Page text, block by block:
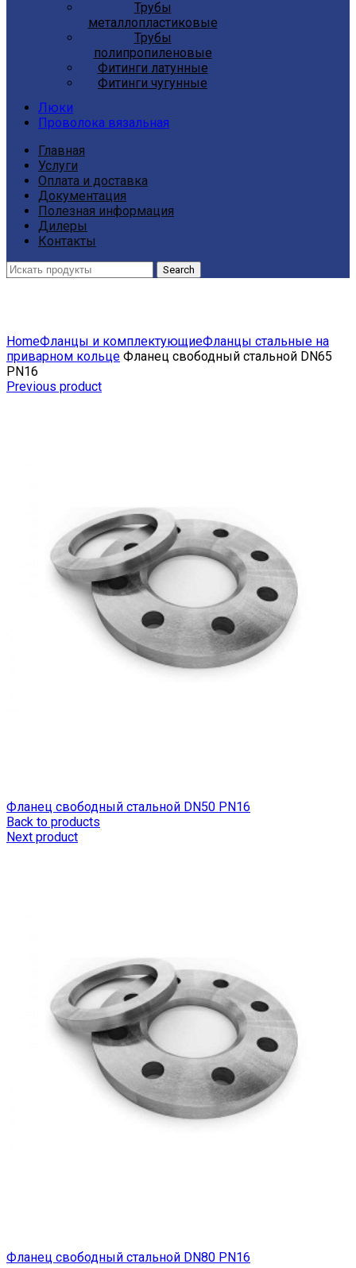
Трубы
металлопластиковые
Трубы
полипропиленовые
Фитинги латунные
Фитинги чугунные
Люки
Проволока вязальная
Главная
Услуги
Оплата и доставка
Документация
Полезная информация
Дилеры
Контакты
Search
HomeФланцы и комплектующиеФланцы стальные на
приварном кольце Фланец свободный стальной DN65
РN16
Previous product
Фланец свободный стальной DN50 РN16
Back to products
Next product
Фланец свободный стальной DN80 РN16